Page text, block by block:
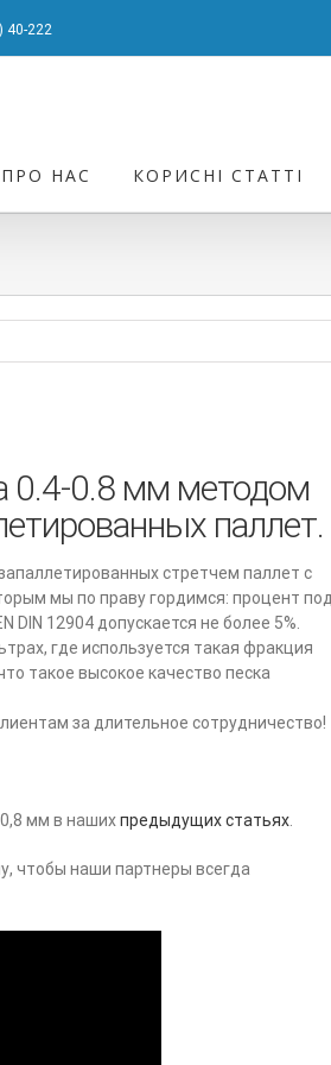
40-222
ПРО НАС КОРИСНІ СТАТТІ
0.4-0.8 мм методом
паллет.
стретчем паллет с
мы по праву гордимся: процент под
12904 допускается не более 5%.
где используется такая фракция
такое высокое качество песка
за длительное сотрудничество!
0,8 мм в нашихпредыдущих статьях
чтобы наши партнеры всегда